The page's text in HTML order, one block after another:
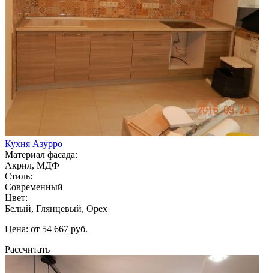
Кухня Азурро
Материал фасада:
Акрил, МДФ
Стиль:
Современный
Цвет:
Белый, Глянцевый, Орех
Цена: от 54 667 руб.
Рассчитать